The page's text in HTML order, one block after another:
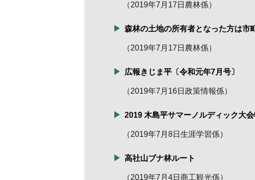
（2019年7月17日 農林係）
森林の土地の所有者となった方は市
（2019年7月17日 農林係）
広報きじま平〔令和元年7月号〕
（2019年7月16日 政策情報係）
2019 木島平サマーノルディック大
（2019年7月8日 生涯学習係）
高社山ブナ林ルート
（2019年7月4日 商工観光係）